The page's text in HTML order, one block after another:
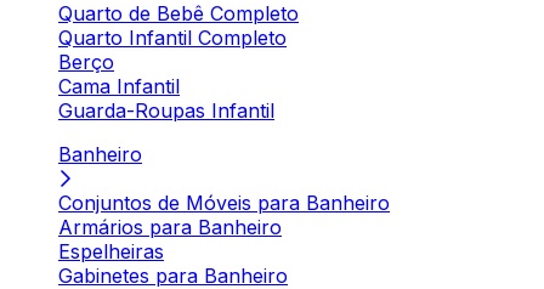
Quarto de Bebê Completo
Quarto Infantil Completo
Berço
Cama Infantil
Guarda-Roupas Infantil
Banheiro
Conjuntos de Móveis para Banheiro
Armários para Banheiro
Espelheiras
Gabinetes para Banheiro